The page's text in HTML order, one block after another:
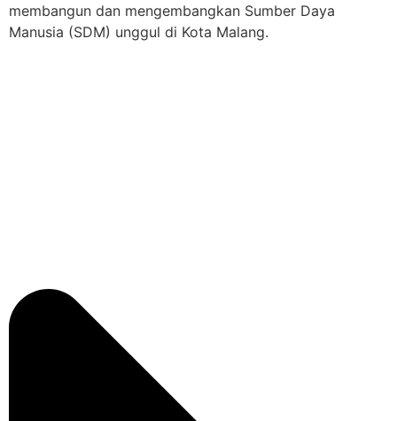
membangun dan mengembangkan Sumber Daya
Manusia (SDM) unggul di Kota Malang.